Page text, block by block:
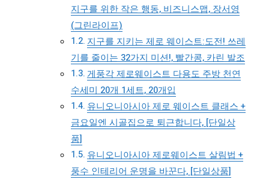
지구를 위한 작은 행동, 비즈니스맵, 장서영
(그린라이프)
지구를 지키는 제로 웨이스트:도전! 쓰레
기를 줄이는 32가지 미션!, 빨간콩, 카린 발조
게풍각 제로웨이스트 다용도 주방 천연
수세미 20개 1세트, 20개입
유니오니아시아 제로 웨이스트 클래스 +
금요일엔 시골집으로 퇴근합니다, [단일상
품]
유니오니아시아 제로웨이스트 살림법 +
풍수 인테리어 운명을 바꾼다, [단일상품]